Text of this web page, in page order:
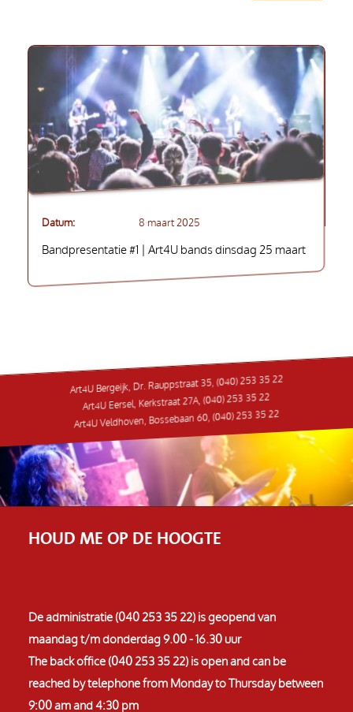
Datum 8 maart 2025
Bandpresentatie #1 | Art4U bands dinsdag 25 maart
Art4U Bergeijk, Dr. Rauppstraat 35, (040) 253 35 22
Art4U Eersel, Kerkstraat 27A, (040) 253 35 22
Art4U Veldhoven, Bossebaan 60, (040) 253 35 22
HOUD ME OP DE HOOGTE
De administratie (040 253 35 22) is geopend van
maandag t/m donderdag 9.00 - 16.30 uur
The back office (040 253 35 22) is open and can be
reached by telephone from Monday to Thursday between
9:00 am and 4:30 pm